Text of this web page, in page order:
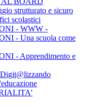
strutturato e sicuro
scolastici
- WWW -
- Una scuola come
- Apprendimento e